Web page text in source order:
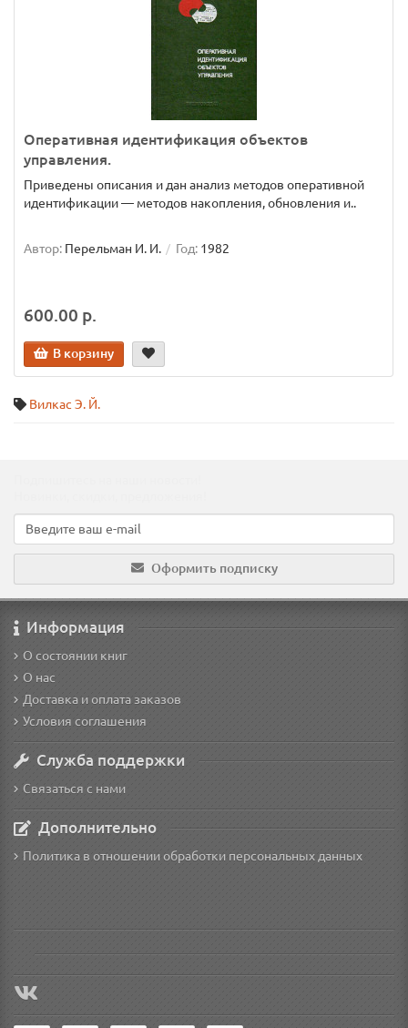
Оперативная идентификация объектов
управления.
Приведены описания и дан анализ методов оперативной
идентификации — методов накопления, обновления и..
Автор: Перельман И. И. Год: 1982
600.00 р.
В корзину
Вилкас Э. Й.
Оформить подписку
Информация
О состоянии книг
О нас
Доставка и оплата заказов
Условия соглашения
Служба поддержки
Связаться с нами
Дополнительно
Политика в отношении обработки персональных данных